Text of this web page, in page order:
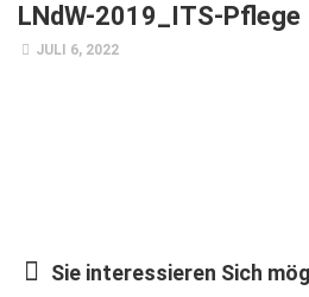
Forschung
LNdW-2019_ITS-Pflege
JULI 6, 2022
Sie interessieren Sich